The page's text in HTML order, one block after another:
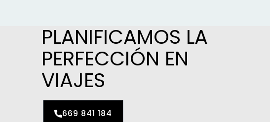
PLANIFICAMOS LA
PERFECCIÓN EN
VIAJES
669 841 184